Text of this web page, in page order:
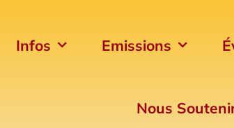
Infos Emissions
Nous